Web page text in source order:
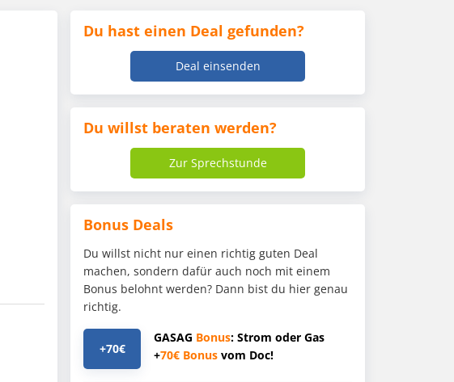
Du hast einen Deal gefunden?
Deal einsenden
Du willst beraten werden?
Zur Sprechstunde
Bonus Deals
Du willst nicht nur einen richtig guten Deal
machen, sondern dafür auch noch mit einem
Bonus belohnt werden? Dann bist du hier genau
richtig.
+70€
GASAG Bonus: Strom oder Gas
+70€ Bonus vom Doc!